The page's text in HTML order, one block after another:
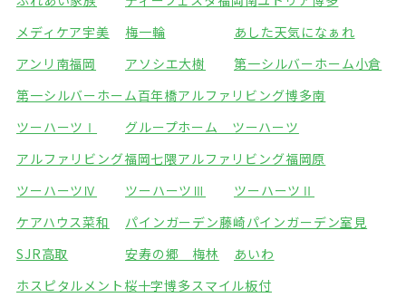
メディケア宇美
梅一輪
あした天気になぁれ
アンリ南福岡
アソシエ大樹
第一シルバーホーム小倉
第一シルバーホーム百年橋アルファリビング博多南
ツーハーツⅠ
グループホーム ツーハーツ
アルファリビング福岡七隈アルファリビング福岡原
ツーハーツⅣ
ツーハーツⅢ
ツーハーツⅡ
ケアハウス菜和
パインガーデン藤崎パインガーデン室見
SJR高取
安寿の郷 梅林
あいわ
ホスピタルメント桜十字博多スマイル板付